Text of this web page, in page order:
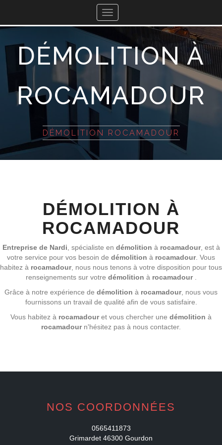
Toggle
navigation
DÉMOLITION À
ROCAMADOUR
DÉMOLITION ROCAMADOUR
DÉMOLITION À
ROCAMADOUR
Entreprise de Nardi , spécialiste en démolition à rocamadour, est à
votre service pour vos besoin de démolition à rocamadour. Vous
habitez à rocamadour, nous nous tenons à votre disposition pour tous
renseignements sur votre démolition à rocamadour.
Grâce à notre expérience de démolition à rocamadour, nous vous
fournissons un travail de qualité afin de vous satisfaire.
Vous habitez à rocamadouret vous chercher une démolition à
rocamadourn'hésitez pas à nous contacter.
NOS COORDONNÉES
0565411873
Grimardet 46300 Gourdon